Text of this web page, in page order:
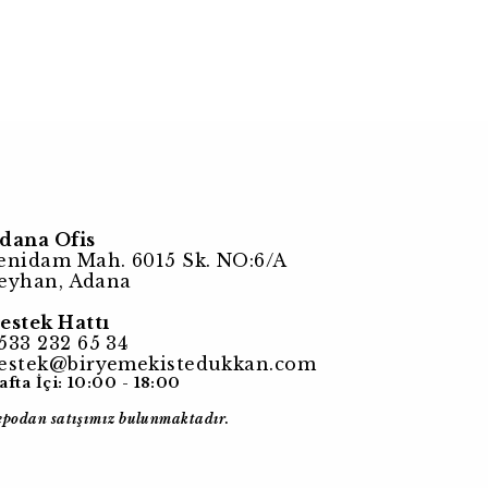
Ofis
Mah. 6015 Sk. NO:6/A
Adana
Hattı
232 65 34
İçi: 10:00 - 18:00
satışımız bulunmaktadır.